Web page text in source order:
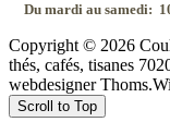
Du mardi au samedi:
Copyright © 2026
thés, cafés, tisanes
webdesigner
Scroll to Top